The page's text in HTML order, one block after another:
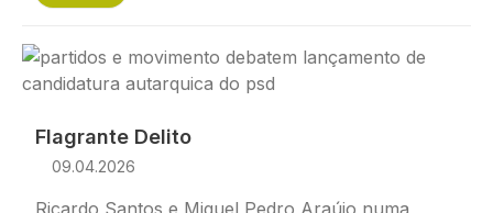
Imagem
Flagrante Delito
09.04.2026
Ricardo Santos e Miguel Pedro Araújo numa